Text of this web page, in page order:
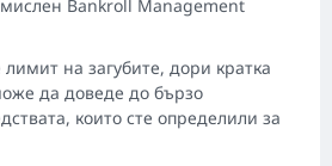
Bankroll Management
на загубите, дори кратка
да доведе до бързо
които сте определили за